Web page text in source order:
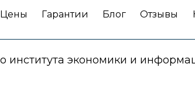
Цены Гарантии Блог Отзывы
института экономики и